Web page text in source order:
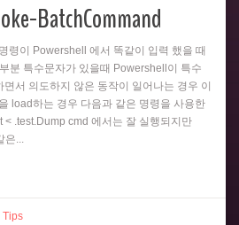
BatchCommand
령이 Powershell 에서 똑같이 입력 했을 때
분 특수문자가 있을때 Powershell이 특수
서 의도하지 않은 동작이 일어나는 경우 이
load하는 경우 다음과 같은 명령을 사용한
.test.Dump cmd 에서는 잘 실행되지만
은...
Tips